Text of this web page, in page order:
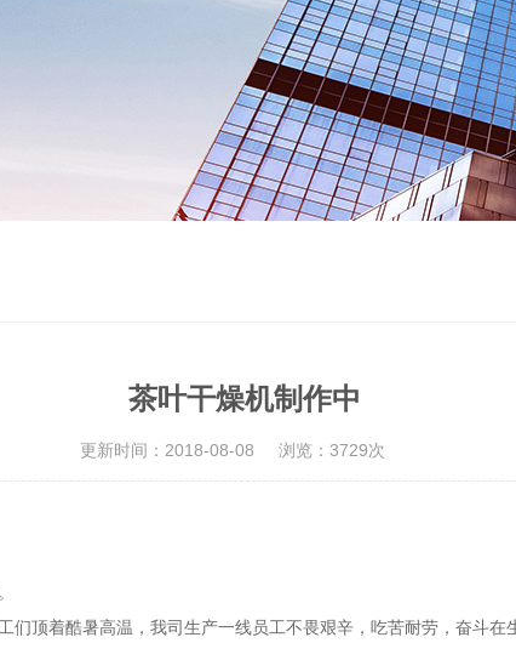
茶叶干燥机制作中
更新时间：2018-08-08 浏览：3729次
们顶着酷暑高温 ，我司生产一线员工不畏艰辛，吃苦耐劳，奋斗在